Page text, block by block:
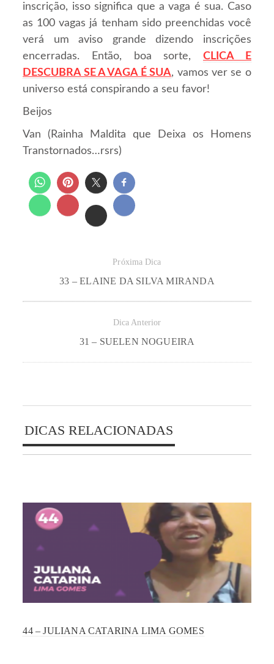
inscrição, isso significa que a vaga é sua. Caso
as 100 vagas já tenham sido preenchidas você
verá um aviso grande dizendo inscrições
encerradas. Então, boa sorte, CLICA E
DESCUBRA SE A VAGA É SUA, vamos ver se o
universo está conspirando a seu favor!
Beijos
Van (Rainha Maldita que Deixa os Homens
Transtornados…rsrs)
Próxima Dica
33 – ELAINE DA SILVA MIRANDA
Dica Anterior
31 – SUELEN NOGUEIRA
DICAS RELACIONADAS
44 – JULIANA CATARINA LIMA GOMES